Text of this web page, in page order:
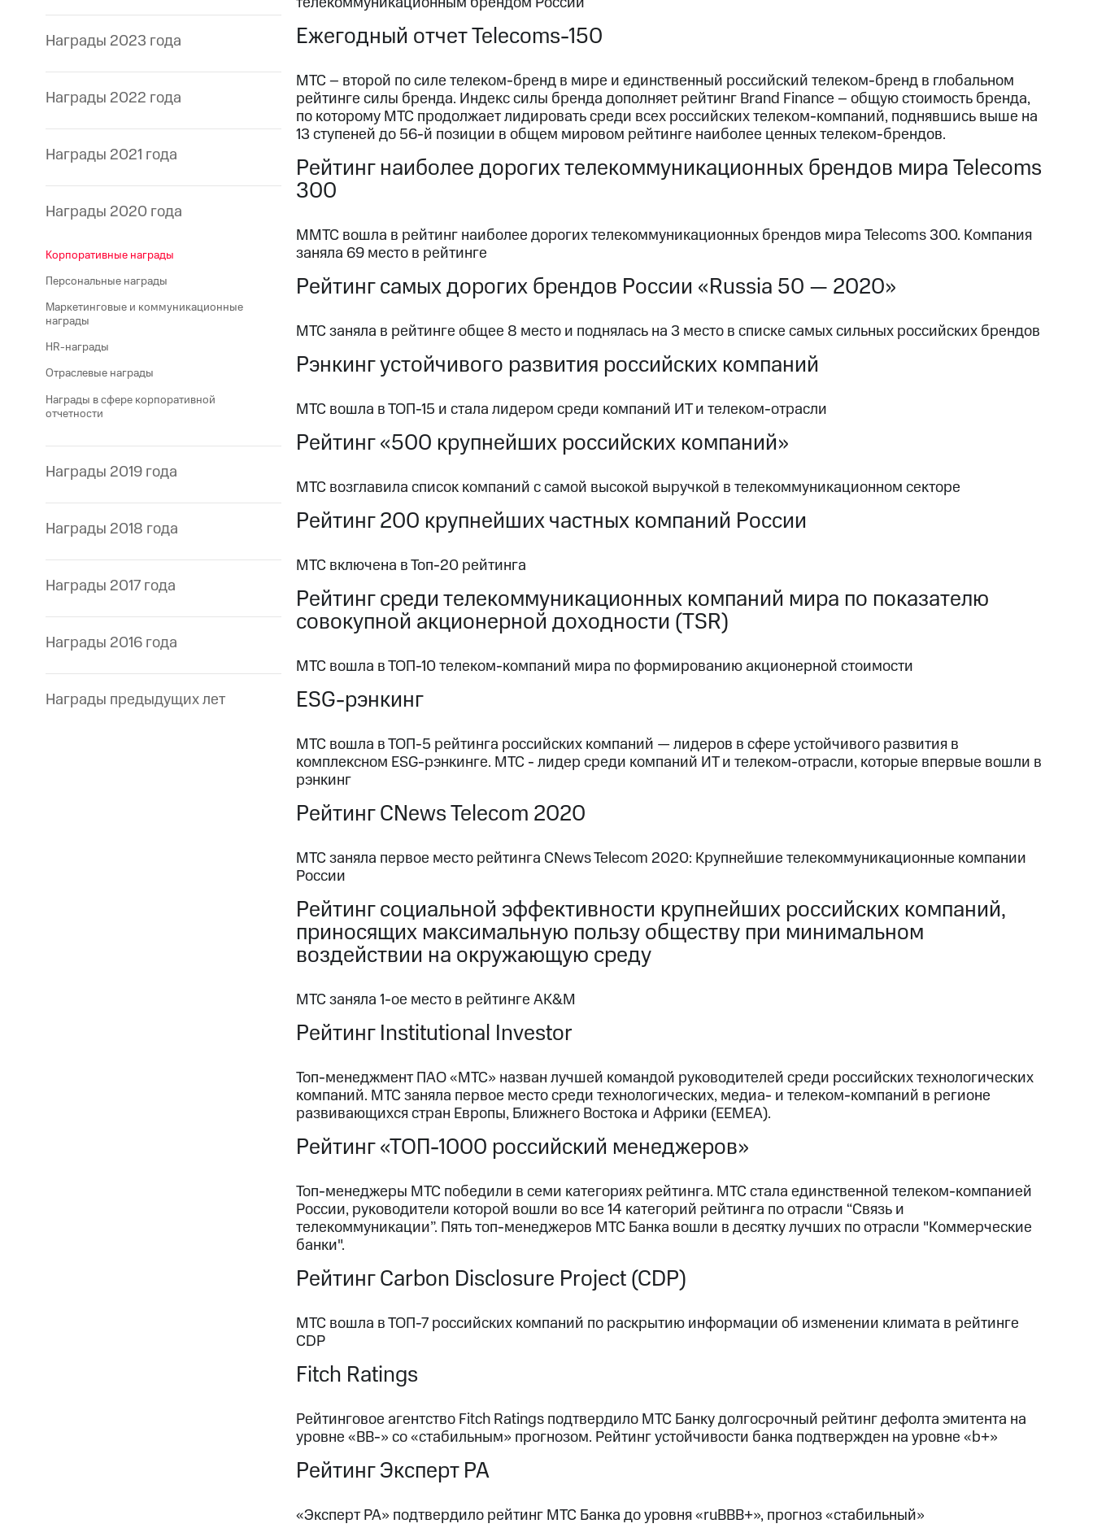
Награды 2023 года
Награды 2022 года
Награды 2021 года
Награды 2020 года
Корпоративные награды
Персональные награды
Маркетинговые и коммуникационные
награды
HR-награды
Отраслевые награды
Награды в сфере корпоративной
отчетности
Награды 2019 года
Награды 2018 года
Награды 2017 года
Награды 2016 года
Награды предыдущих лет
Ежегодный отчет Telecoms-150
МТС – второй по силе телеком-бренд в мире и единственный российский телеком-бренд в глобальном
рейтинге силы бренда. Индекс силы бренда дополняет рейтинг Brand Finance – общую стоимость бренда,
по которому МТС продолжает лидировать среди всех российских телеком-компаний, поднявшись выше на
13 ступеней до 56-й позиции в общем мировом рейтинге наиболее ценных телеком-брендов.
Рейтинг наиболее дорогих телекоммуникационных брендов мира Telecoms
300
ММТС вошла в рейтинг наиболее дорогих телекоммуникационных брендов мира Telecoms 300. Компания
заняла 69 место в рейтинге
Рейтинг самых дорогих брендов России «Russia 50 — 2020»
МТС заняла в рейтинге общее 8 место и поднялась на 3 место в списке самых сильных российских брендов
Рэнкинг устойчивого развития российских компаний
МТС вошла в ТОП-15 и стала лидером среди компаний ИТ и телеком-отрасли
Рейтинг «500 крупнейших российских компаний»
МТС возглавила список компаний с самой высокой выручкой в телекоммуникационном секторе
Рейтинг 200 крупнейших частных компаний России
МТС включена в Топ-20 рейтинга
Рейтинг среди телекоммуникационных компаний мира по показателю
совокупной акционерной доходности (TSR)
МТС вошла в ТОП-10 телеком-компаний мира по формированию акционерной стоимости
ESG-рэнкинг
МТС вошла в ТОП-5 рейтинга российских компаний — лидеров в сфере устойчивого развития в
комплексном ESG-рэнкинге. МТС - лидер среди компаний ИТ и телеком-отрасли, которые впервые вошли в
рэнкинг
Рейтинг CNews Telecom 2020
МТС заняла первое место рейтинга CNews Telecom 2020: Крупнейшие телекоммуникационные компании
России
Рейтинг социальной эффективности крупнейших российских компаний,
приносящих максимальную пользу обществу при минимальном
воздействии на окружающую среду
МТС заняла 1-ое место в рейтинге AK&M
Рейтинг Institutional Investor
Топ-менеджмент ПАО «МТС» назван лучшей командой руководителей среди российских технологических
компаний. МТС заняла первое место среди технологических, медиа- и телеком-компаний в регионе
развивающихся стран Европы, Ближнего Востока и Африки (EEMEA).
Рейтинг «ТОП-1000 российский менеджеров»
Топ-менеджеры МТС победили в семи категориях рейтинга. МТС стала единственной телеком-компанией
России, руководители которой вошли во все 14 категорий рейтинга по отрасли “Связь и
телекоммуникации”. Пять топ-менеджеров МТС Банка вошли в десятку лучших по отрасли "Коммерческие
банки".
Рейтинг Carbon Disclosure Project (CDP)
МТС вошла в ТОП-7 российских компаний по раскрытию информации об изменении климата в рейтинге
CDP
Fitch Ratings
Рейтинговое агентство Fitch Ratings подтвердило МТС Банку долгосрочный рейтинг дефолта эмитента на
уровне «BB-» со «стабильным» прогнозом. Рейтинг устойчивости банка подтвержден на уровне «b+»
Рейтинг Эксперт РА
«Эксперт РА» подтвердило рейтинг МТС Банка до уровня «ruBBB+», прогноз «стабильный»